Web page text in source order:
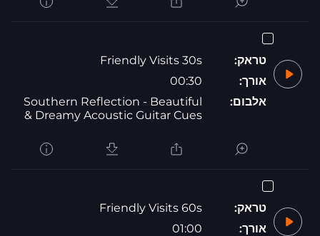
טראק:
Friendly Visits 30s
אורך:
00:30
אלבום:
Southern Reflection - Beautiful
& Dreamy Acoustic Guitar Cues
טראק:
Friendly Visits 60s
אורך:
01:00